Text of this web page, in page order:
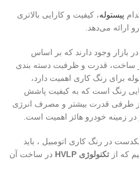
پیستوله، کیفیت و کارایی بالاتری
ارائه می‌دهد.
بازار وجود دارند که بر اساس
در ساخت، قدرت و ظرفبت دسته بندی
برای رنگ کاری اهمیت دارد،
رنگ است که به کیفیت پاشش
طرفی قدرت بیشتر و مصرف انرژی
زمینه خودرو هائز اهمیت است.
در رنگ کاری اتومبیل ، باید
که از تکنولوژی HVLP
در ساخت آن